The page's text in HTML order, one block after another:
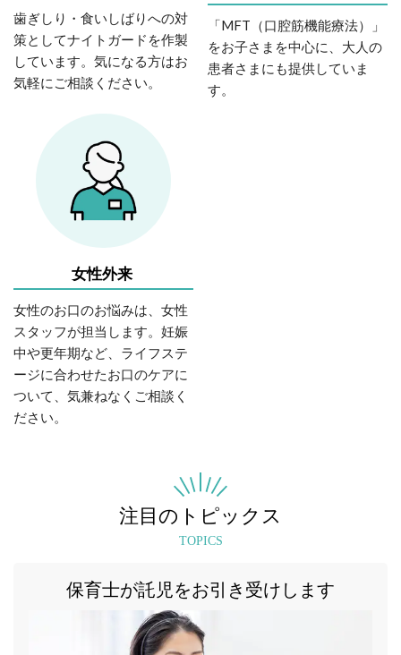
歯ぎしり・食いしばりへの対
策としてナイトガードを作製
しています。気になる方はお
気軽にご相談ください。
「MFT（口腔筋機能療法）」
をお子さまを中心に、大人の
患者さまにも提供していま
す。
女性外来
女性のお口のお悩みは、女性
スタッフが担当します。妊娠
中や更年期など、ライフステ
ージに合わせたお口のケアに
ついて、気兼ねなくご相談く
ださい。
注目のトピックス
TOPICS
保育士が託児をお引き受けします